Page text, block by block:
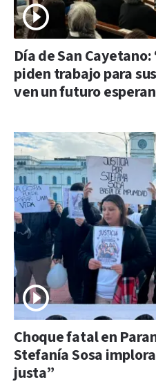
Día de San
piden trabajo para
ven un futuro
Choque fatal en
Stefanía Sosa
justa”